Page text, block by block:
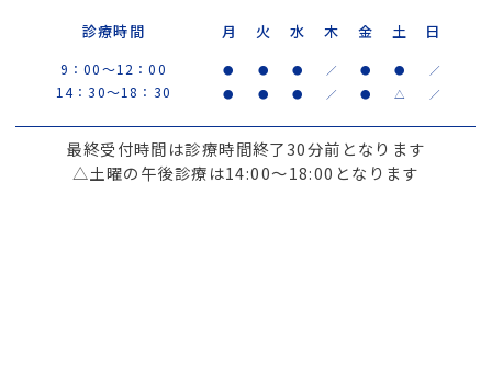
診療時間 月 火 水 木 金 土 日
9：00～12：00 ● ● ● ／ ● ● ／
14：30～18：30 ● ● ● ／ ● △ ／
最終受付時間は診療時間終了30分前となります
△土曜の午後診療は14:00～18:00となります